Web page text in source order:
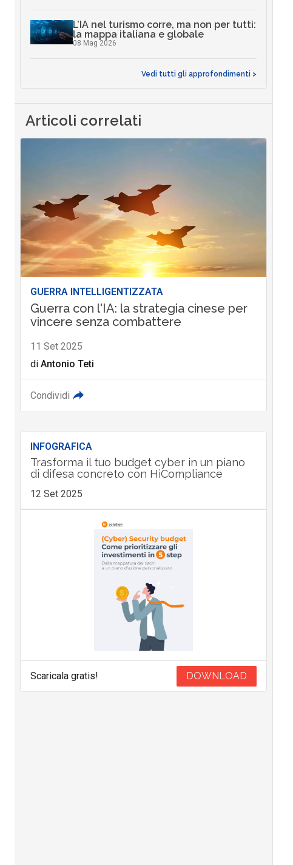
L’IA nel turismo corre, ma non per tutti:
la mappa italiana e globale
08 Mag 2026
Vedi tutti gli approfondimenti >
Articoli correlati
GUERRA INTELLIGENTIZZATA
Guerra con l'IA: la strategia cinese per
vincere senza combattere
11 Set 2025
di Antonio Teti
Condividi
INFOGRAFICA
Trasforma il tuo budget cyber in un piano
di difesa concreto con HiCompliance
12 Set 2025
Scaricala gratis! DOWNLOAD